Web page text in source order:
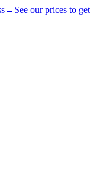
→ See our prices to get